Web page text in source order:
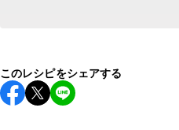
このレシピをシェアする